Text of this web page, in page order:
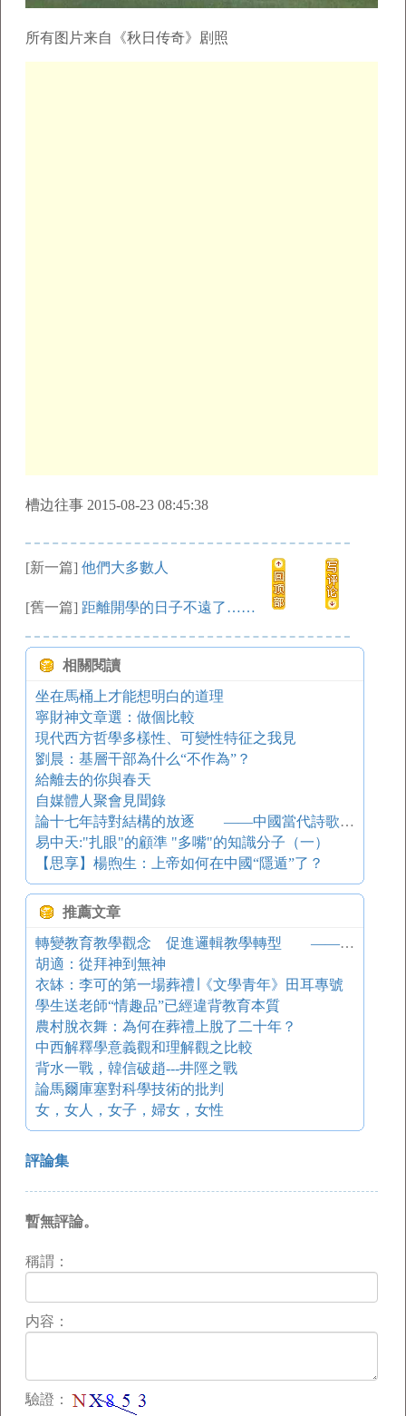
所有图片来自《秋日传奇》剧照
槽边往事 2015-08-23 08:45:38
[新一篇] 他們大多數人
[舊一篇] 距離開學的日子不遠了……
相關閱讀
坐在馬桶上才能想明白的道理
寧財神文章選：做個比較
現代西方哲學多樣性、可變性特征之我見
劉晨：基層干部為什么“不作為”？
給離去的你與春天
自媒體人聚會見聞錄
論十七年詩對結構的放逐 ——中國當代詩歌檢討之一
易中天:"扎眼"的顧準 "多嘴"的知識分子（一）
【思享】楊煦生：上帝如何在中國“隱遁”了？
推薦文章
轉變教育教學觀念 促進邏輯教學轉型 ——評《關于我國邏輯教學的若干問題》
胡適：從拜神到無神
衣缽：李可的第一場葬禮∣《文學青年》田耳專號
學生送老師“情趣品”已經違背教育本質
農村脫衣舞：為何在葬禮上脫了二十年？
中西解釋學意義觀和理解觀之比較
背水一戰，韓信破趙---井陘之戰
論馬爾庫塞對科學技術的批判
女，女人，女子，婦女，女性
評論集
暫無評論。
稱謂：
内容：
驗證：